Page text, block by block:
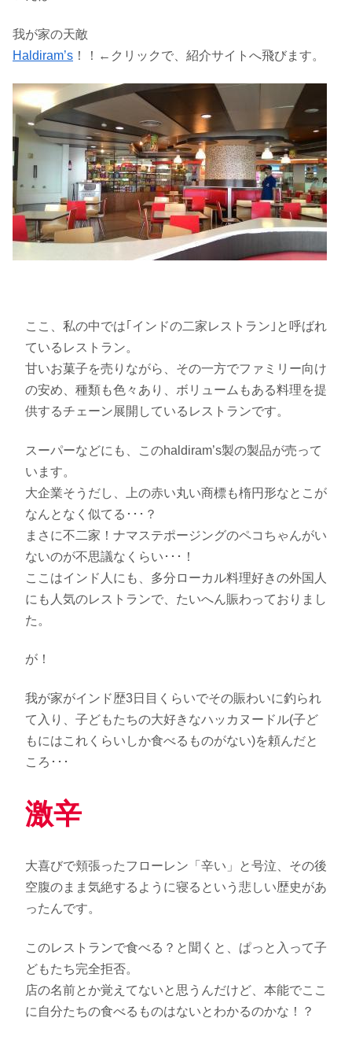
我が家の天敵
Haldiram’s ！！←クリックで、紹介サイトへ飛びます。
ここ、私の中では｢インドの二家レストラン｣と呼ばれ
ているレストラン。
甘いお菓子を売りながら、その一方でファミリー向け
の安め、種類も色々あり、ボリュームもある料理を提
供するチェーン展開しているレストランです。
スーパーなどにも、このhaldiram’s製の製品が売って
います。
大企業そうだし、上の赤い丸い商標も楕円形なとこが
なんとなく似てる･･･？
まさに不二家！ナマステポージングのペコちゃんがい
ないのが不思議なくらい･･･！
ここはインド人にも、多分ローカル料理好きの外国人
にも人気のレストランで、たいへん賑わっておりまし
た。
が！
我が家がインド歴3日目くらいでその賑わいに釣られ
て入り、子どもたちの大好きなハッカヌードル(子ど
もにはこれくらいしか食べるものがない)を頼んだと
ころ･･･
激辛
大喜びで頬張ったフローレン「辛い」と号泣、その後
空腹のまま気絶するように寝るという悲しい歴史があ
ったんです。
このレストランで食べる？と聞くと、ぱっと入って子
どもたち完全拒否。
店の名前とか覚えてないと思うんだけど、本能でここ
に自分たちの食べるものはないとわかるのかな！？